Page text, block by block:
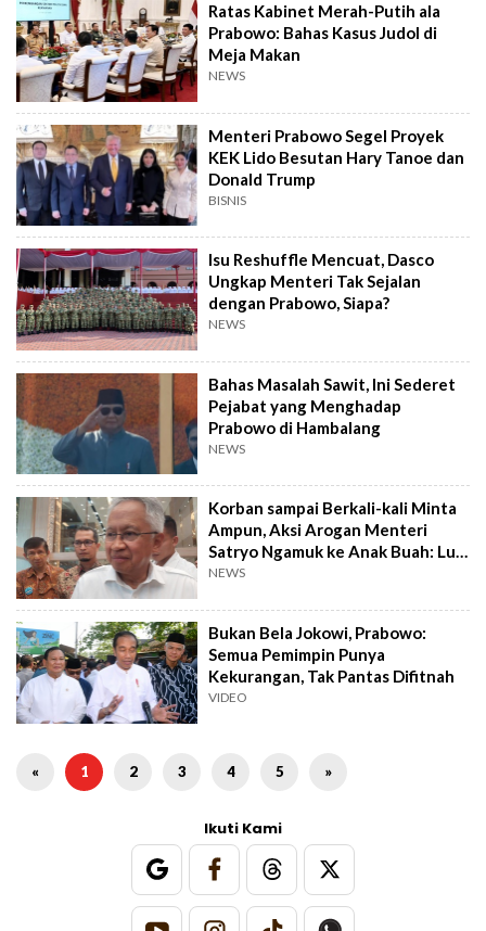
Ratas Kabinet Merah-Putih ala
Prabowo: Bahas Kasus Judol di
Meja Makan
NEWS
Menteri Prabowo Segel Proyek
KEK Lido Besutan Hary Tanoe dan
Donald Trump
BISNIS
Isu Reshuffle Mencuat, Dasco
Ungkap Menteri Tak Sejalan
dengan Prabowo, Siapa?
NEWS
Bahas Masalah Sawit, Ini Sederet
Pejabat yang Menghadap
Prabowo di Hambalang
NEWS
Korban sampai Berkali-kali Minta
Ampun, Aksi Arogan Menteri
Satryo Ngamuk ke Anak Buah: Lu
Sengaja Bikin Rumah Mati Air?
NEWS
Bukan Bela Jokowi, Prabowo:
Semua Pemimpin Punya
Kekurangan, Tak Pantas Difitnah
VIDEO
« 1 2 3 4 5 »
Ikuti Kami